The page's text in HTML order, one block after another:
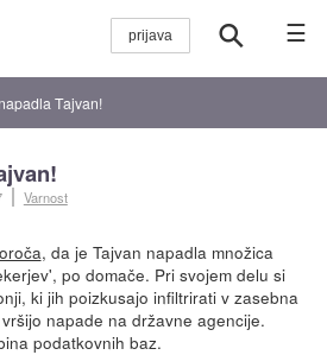
☰
Tajvan!
Varnost
, da je Tajvan napadla množica
po domače. Pri svojem delu si
ki jih poizkusajo infiltrirati v zasebna
napade na državne agencije.
podatkovnih baz.